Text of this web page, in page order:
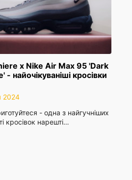
x Nike Air Max 95 'Dark
- найочікуваніші кросівки
2024
- одна з найгучніших
кросівок нарешті…